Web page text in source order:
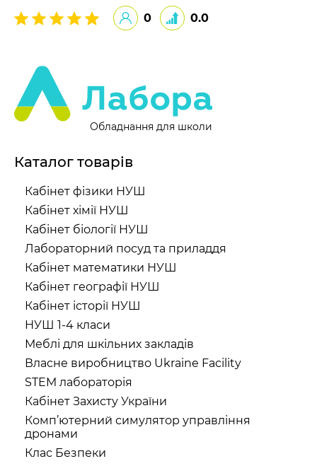
0
0.0
Обладнання для школи
Каталог товарів
Кабінет фізики НУШ
Кабінет хімії НУШ
Кабінет біології НУШ
Лабораторний посуд та приладдя
Кабінет математики НУШ
Кабінет географії НУШ
Кабінет історії НУШ
НУШ 1-4 класи
Меблі для шкільних закладів
Власне виробництво Ukraine Facility
STEM лабораторія
Кабінет Захисту України
Комп’ютерний симулятор управління
дронами
Клас Безпеки